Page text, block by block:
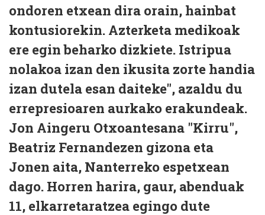
ondoren etxean dira orain, hainbat
kontusiorekin. Azterketa medikoak
ere egin beharko dizkiete. Istripua
nolakoa izan den ikusita zorte handia
izan dutela esan daiteke", azaldu du
errepresioaren aurkako erakundeak.
Jon Aingeru Otxoantesana "Kirru",
Beatriz Fernandezen gizona eta
Jonen aita, Nanterreko espetxean
dago. Horren harira, gaur, abenduak
11, elkarretaratzea egingo dute